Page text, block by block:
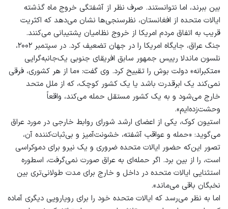
بین ببرند، اما نتوانستند. صرف نظر از آشفتگی خروج ماه گذشته
ایالات متحده از افغانستان، نظرسنجی‌ها نشان می‌دهد که اکثریت
قریب به اتفاق مردم امریکا از خروج نظامیان پشتیبانی می‌کنند.
جنگ عراق، جایگاه امریکا را در جهان تضعیف کرد. در سپتمبر ۲۰۰۲،
نلسون ماندلا رییس جمهور سابق افریقای جنوبی یک‌جانبه‌گرایی
«متکبرانه» دولت بوش را تقبیح کرد. وی گفت: «ما از هر کشوری، فرقی
نمی‌کند یک ابرقدرت باشد یا یک کشور کوچک، که از ملل متحد
خارج می‌شود و به یک کشور مستقل حمله می‌کند، واقعاً
وحشت‌زده‌ایم».
استیون کوک، یکی از اعضای ارشد شورای روابط خارجی در مورد عراق
می‌گوید: «حمله و عواقب آشفته، خشونت‌آمیز و بی‌ثبات‌کننده آن،
تصور این‌که حضور ایالات متحده ضروری و یک نیرو برای دموکراسی
است، را از بین برد. اگر حمله‌ای به عراق صورت نمی‌گرفت، اسطوره
استثنایی ایالات متحده در داخل و خارج برای مدت طولانی‌تری بین
نخبگان باقی می‌ماند».
اما به نظر می‌رسد که ایالات متحده خود را برای رویارویی دیگری آماده